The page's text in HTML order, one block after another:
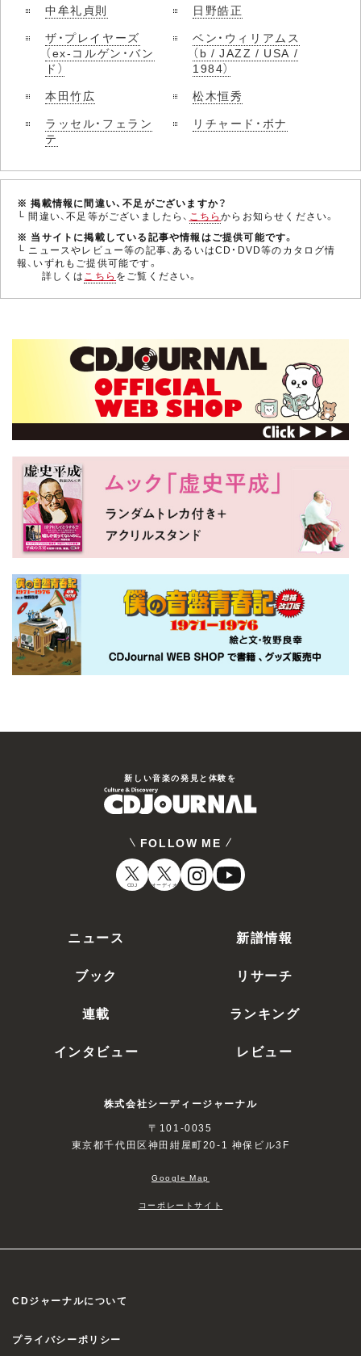
中牟礼貞則
日野皓正
ザ・プレイヤーズ
（ex-コルゲン・バン
ド）
ベン・ウィリアムス
（b / JAZZ / USA /
1984）
本田竹広
松木恒秀
ラッセル・フェラン
テ
リチャード・ボナ
※ 掲載情報に間違い、不足がございますか？
└ 間違い、不足等がございましたら、 こちらからお知らせください。
※ 当サイトに掲載している記事や情報はご提供可能です。
└ ニュースやレビュー等の記事、あるいはCD・DVD等のカタログ情
報、いずれもご提供可能です。
詳しくはこちら をご覧ください。
新しい⾳楽の発⾒と体験を
FOLLOW ME
CDJ オーディオ
ニュース
新譜情報
ブック
リサーチ
連載
ランキング
インタビュー
レビュー
株式会社シーディージャーナル
〒101-0035
東京都千代田区神田紺屋町20-1 神保ビル3F
Google Map
コーポレートサイト
CDジャーナルについて
プライバシーポリシー